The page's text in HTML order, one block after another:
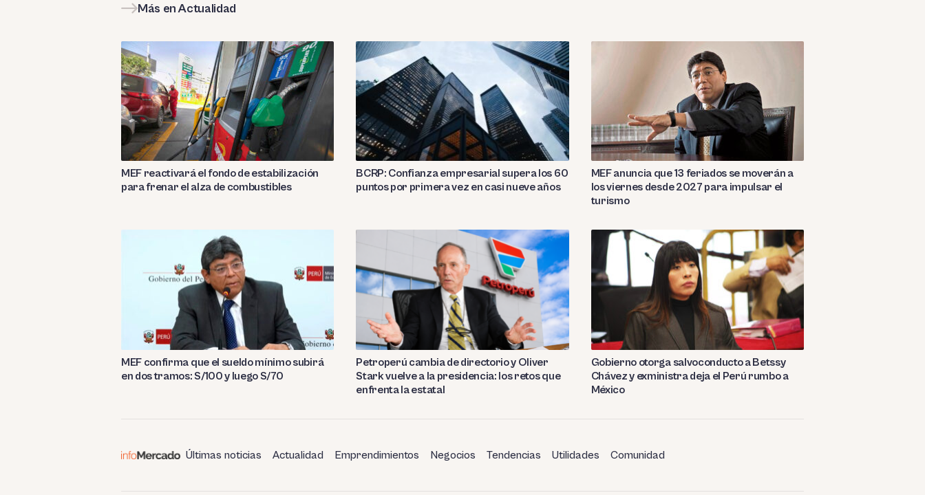
Más en Actualidad
MEF reactivará el fondo de estabilización
para frenar el alza de combustibles
BCRP: Confianza empresarial supera los 60
puntos por primera vez en casi nueve años
MEF anuncia que 13 feriados se moverán a
los viernes desde 2027 para impulsar el
turismo
MEF confirma que el sueldo mínimo subirá
en dos tramos: S/100 y luego S/70
Petroperú cambia de directorio y Oliver
Stark vuelve a la presidencia: los retos que
enfrenta la estatal
Gobierno otorga salvoconducto a Betssy
Chávez y exministra deja el Perú rumbo a
México
Últimas noticias Actualidad Emprendimientos Negocios Tendencias Utilidades Comunidad